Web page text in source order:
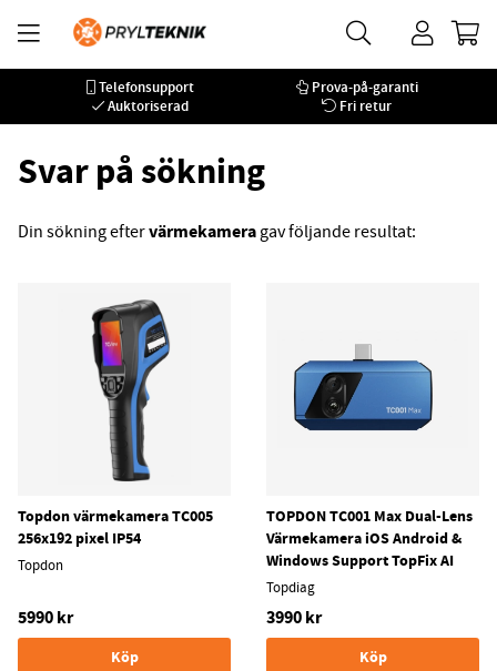
Telefonsupport
Prova-på-garanti
Auktoriserad
Fri retur
Svar på sökning
Din sökning eftervärmekamera gav följande resultat:
Topdon värmekamera TC005
256x192 pixel IP54
Topdon
5990 kr
Köp
TOPDON TC001 Max Dual-Lens
Värmekamera iOS Android &
Windows Support TopFix AI
Topdiag
3990 kr
Köp